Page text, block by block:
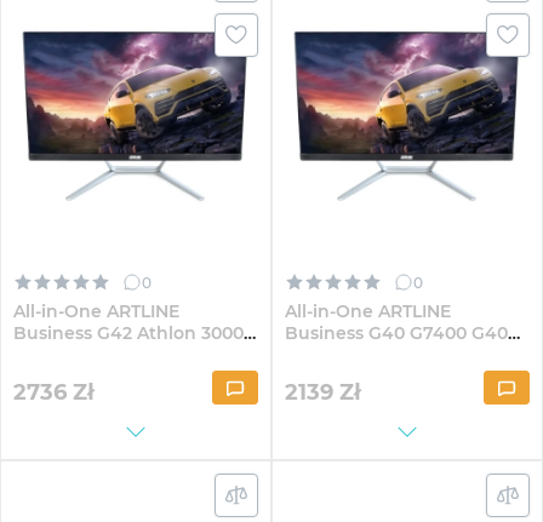
0
All-in-One ARTLINE
Business G42 Athlon 3000G
2736 Zł
0
All-in-One ARTLINE
Business G40 G7400 G40
2139 Zł